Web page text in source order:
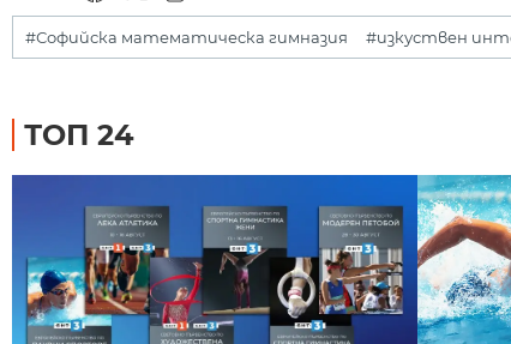
#Софийска математическа гимназия #изкуствен
ТОП 24